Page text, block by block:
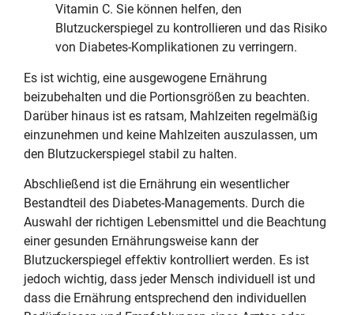
Vitamin C. Sie können helfen, den
Blutzuckerspiegel zu kontrollieren und das Risiko
von Diabetes-Komplikationen zu verringern.
Es ist wichtig, eine ausgewogene Ernährung
beizubehalten und die Portionsgrößen zu beachten.
Darüber hinaus ist es ratsam, Mahlzeiten regelmäßig
einzunehmen und keine Mahlzeiten auszulassen, um
den Blutzuckerspiegel stabil zu halten.
Abschließend ist die Ernährung ein wesentlicher
Bestandteil des Diabetes-Managements. Durch die
Auswahl der richtigen Lebensmittel und die Beachtung
einer gesunden Ernährungsweise kann der
Blutzuckerspiegel effektiv kontrolliert werden. Es ist
jedoch wichtig, dass jeder Mensch individuell ist und
dass die Ernährung entsprechend den individuellen